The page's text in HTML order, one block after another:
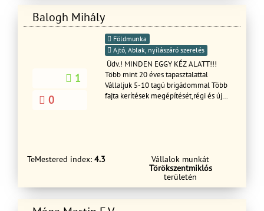
Balogh Mihály
1
0
Földmunka
Ajtó, Ablak, nyílászáró szerelés
Üdv.! MINDEN EGGY KÉZ ALATT!!!
Több mint 20 éves tapasztalattal
Vállaljuk 5-10 tagú brigádommal Több
fajta kerítések megépítését,régi és új
javítását ,Penészes falak,Salétromos
falak innyektálását.Tovabbá Támfalak
építését és bontását terasz építését és
burkolását válaljuk rövid határidőn
TeMestered index: 4.3
Vállalok munkát
Törökszentmiklós
területén